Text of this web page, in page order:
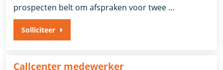
prospecten belt om afspraken voor twee …
Solliciteer
Callcenter medewerker